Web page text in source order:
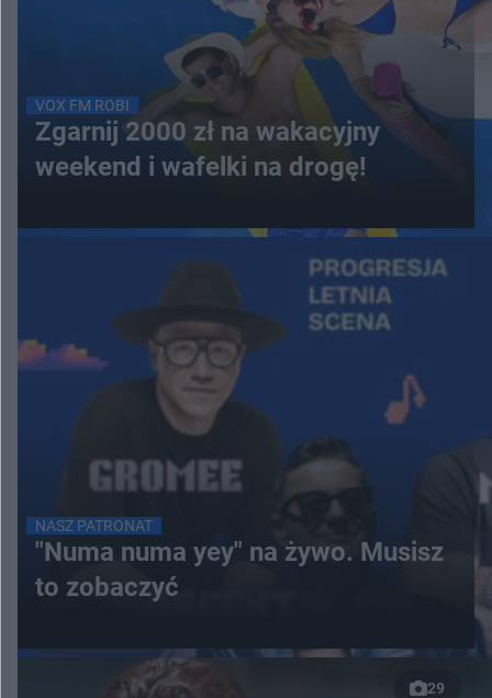
VOX FM ROBI
Zgarnij 2000 zł na wakacyjny
weekend i wafelki na drogę!
NASZ PATRONAT
"Numa numa yey" na żywo. Musisz
to zobaczyć
29